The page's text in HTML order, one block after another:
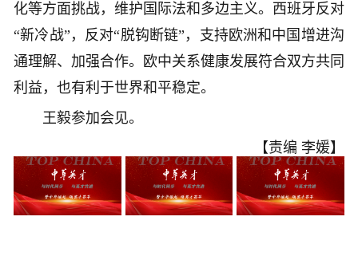
化等方面挑战，维护国际法和多边主义。西班牙反对
“新冷战”，反对“脱钩断链”，支持欧洲和中国增进沟
通理解、加强合作。欧中关系健康发展符合双方共同
利益，也有利于世界和平稳定。
王毅参加会见。
【责编 李媛】